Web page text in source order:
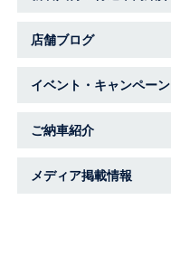
店舗ブログ
イベント・キャンペーン
ご納車紹介
メディア掲載情報